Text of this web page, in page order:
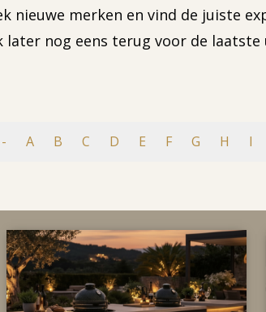
nieuwe merken en vind de juiste
nog eens terug voor de laatste
A B C D E F G H I